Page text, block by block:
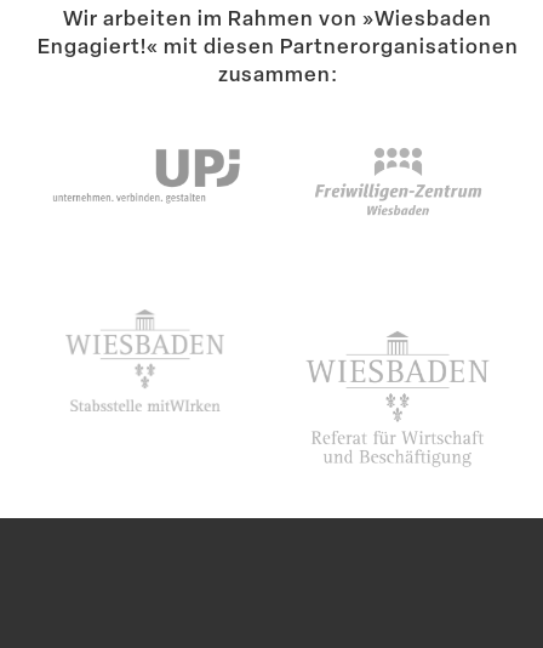
Wir arbeiten im Rahmen von »Wiesbaden
Engagiert!« mit diesen Partner­or­ga­ni­sa­tionen
zusammen: